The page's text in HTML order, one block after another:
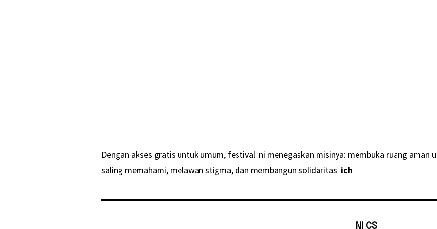
Dengan akses gratis untuk umum, festival ini menegaskan misinya: membuka ruang aman
saling memahami, melawan stigma, dan membangun solidaritas. ich
NI CS